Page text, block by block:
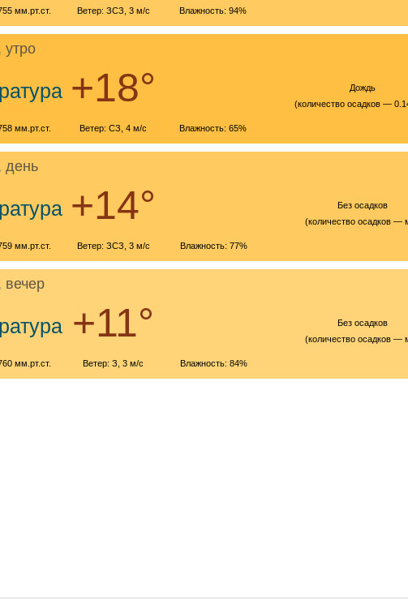
мм.рт.ст. Ветер: ЗСЗ, 3 м/с Влажность: 94%
+18°
Дождь
(количество осадков —
мм.рт.ст. Ветер: СЗ, 4 м/с Влажность: 65%
день
+14°
Без осадков
(количество осадков —
мм.рт.ст. Ветер: ЗСЗ, 3 м/с Влажность: 77%
вечер
+11°
Без осадков
(количество осадков —
мм.рт.ст. Ветер: З, 3 м/с Влажность: 84%